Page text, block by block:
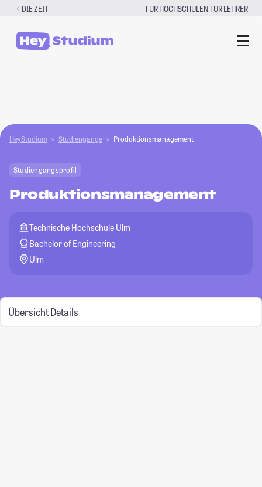
Zum
springen
DIE ZEIT FÜR HOCHSCHULEN|FÜR LEHRER
HeyStudium Studiengänge Produktionsmanagement
Studiengangsprofil
Produktionsmanagement
Technische Hochschule Ulm
Bachelor of Engineering
Ulm
Übersicht Details